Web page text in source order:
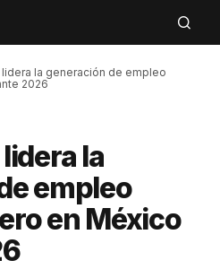
la generación de empleo
2026
la
empleo
en México